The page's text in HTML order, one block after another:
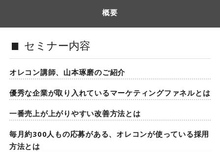
概要
セミナー内容
オレコン講師、山本琢磨のご紹介
優秀な企業が取り入れているマーケティングファネルとは
一番売上が上がりやすい改善方法とは
毎月約300人もの応募がある、オレコンが使っている採用
方法とは